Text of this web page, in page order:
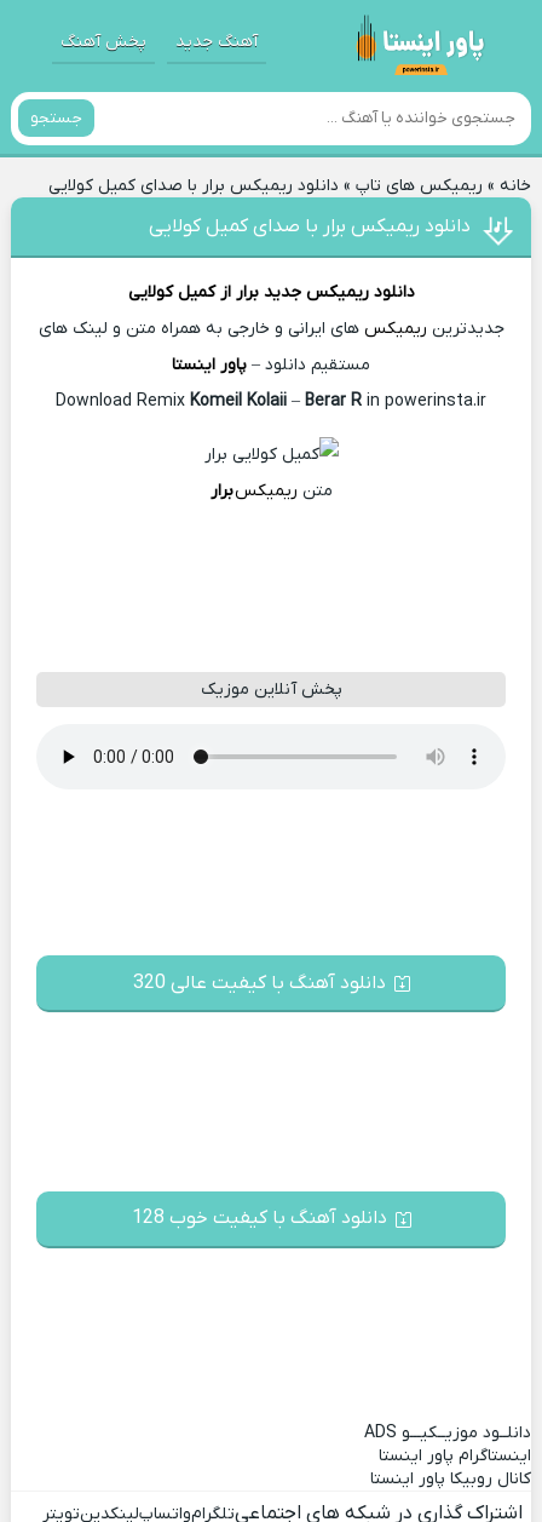
آهنگ جدید پخش آهنگ
جستجو
خانه» ریمیکس های تاپ» دانلود ریمیکس برار با صدای کمیل کولایی
دانلود ریمیکس برار با صدای کمیل کولایی
دانلود ریمیکس جدید برار ازکمیل کولایی
جدیدترین ریمیکس های ایرانی و خارجی به همراه متن و لینک های
مستقیم دانلود – پاور اینستا
Download Remix
Komeil Kolaii– Berar R in powerinsta.ir
متن ریمیکسبرار
پخش آنلاین موزیک
دانلود آهنگ با کیفیت عالی 320
دانلود آهنگ با کیفیت خوب 128
دانلــود موزیــکیـــو ADS
اینستاگرام پاور اینستا
کانال روبیکا پاور اینستا
اشتراک گذاری در شبکه های اجتماعیتلگرامواتساپلینکدینتویتر